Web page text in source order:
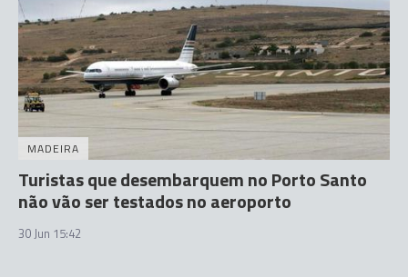
MADEIRA
Turistas que desembarquem no Porto Santo
não vão ser testados no aeroporto
30 Jun 15:42